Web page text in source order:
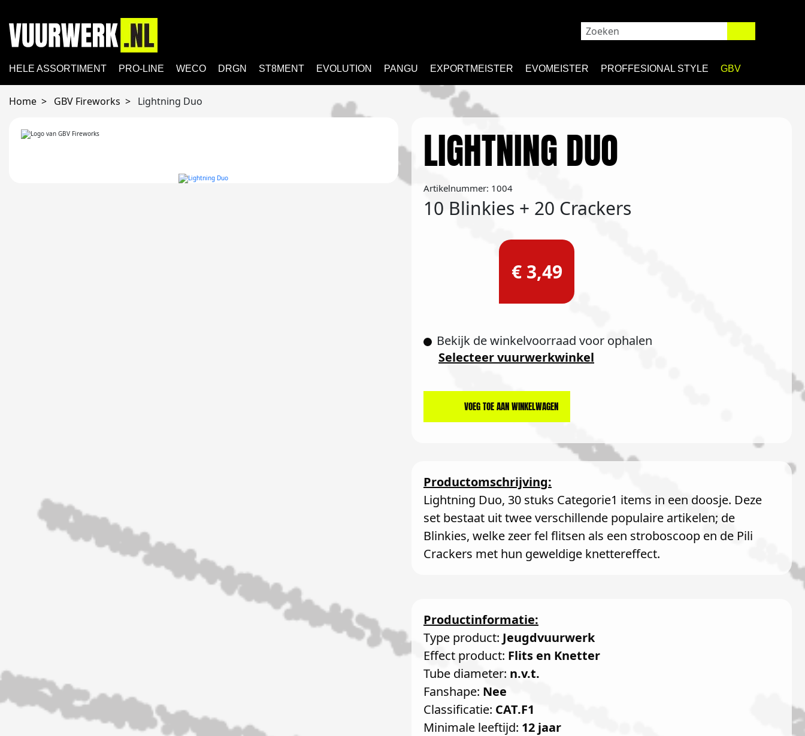
HELE ASSORTIMENT PRO-LINE WECO DRGN ST8MENT EVOLUTION PANGU EXPORTMEISTER EVOMEISTER PROFFESIONAL STYLE GBV
Home GBV Fireworks Lightning Duo
LIGHTNING DUO
Artikelnummer: 1004
10 Blinkies + 20 Crackers
€ 3,49
Bekijk de winkelvoorraad voor ophalen
Selecteer vuurwerkwinkel
VOEG TOE AAN WINKELWAGEN
Productomschrijving:
Lightning Duo, 30 stuks Categorie1 items in een doosje. Deze
set bestaat uit twee verschillende populaire artikelen; de
Blinkies, welke zeer fel flitsen als een stroboscoop en de Pili
Crackers met hun geweldige knettereffect.
Productinformatie:
Type product: Jeugdvuurwerk
Effect product: Flits en Knetter
Tube diameter: n.v.t.
Fanshape: Nee
Classificatie: CAT.F1
Minimale leeftijd: 12 jaar